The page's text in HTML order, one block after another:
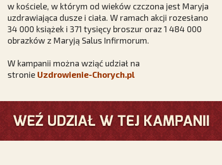
w kościele, w którym od wieków czczona jest Maryja
uzdrawiająca dusze i ciała. W ramach akcji rozesłano
34 000 książek i 371 tysięcy broszur oraz 1 484 000
obrazków z Maryją Salus Infirmorum.
W kampanii można wziąć udział na
stronie Uzdrowienie-Chorych.pl